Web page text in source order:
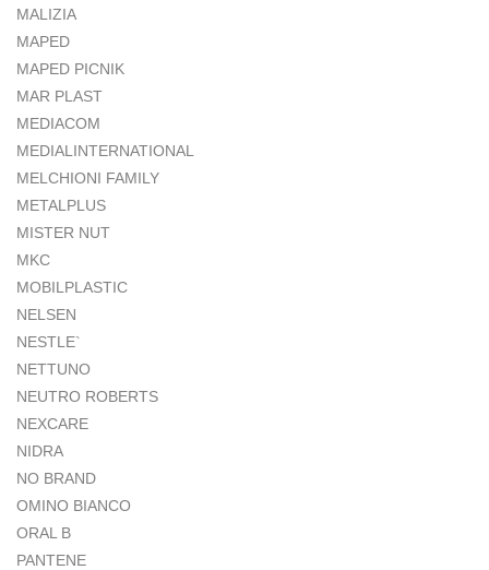
MALIZIA
MAPED
MAPED PICNIK
MAR PLAST
MEDIACOM
MEDIALINTERNATIONAL
MELCHIONI FAMILY
METALPLUS
MISTER NUT
MKC
MOBILPLASTIC
NELSEN
NESTLE`
NETTUNO
NEUTRO ROBERTS
NEXCARE
NIDRA
NO BRAND
OMINO BIANCO
ORAL B
PANTENE